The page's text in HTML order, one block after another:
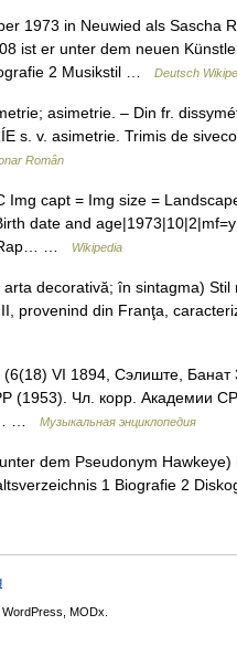
1973 in Neuwied als Sascha
ist er unter dem neuen
2 Musikstil …
Deutsch
asimetrie. – Din fr.
s. v. asimetrie. Trimis de
Român
capt = Img size =
date and
Rap… …
Wikipedia
decorativă; în sintagma) Stil
provenind din Franţa,
VI 1894, Сэлиште, Банат
(1953). Чл. корр. Академии
…
Музыкальная энциклопедия
dem Pseudonym Hawkeye)
1 Biografie 2
WordPress, MODx.